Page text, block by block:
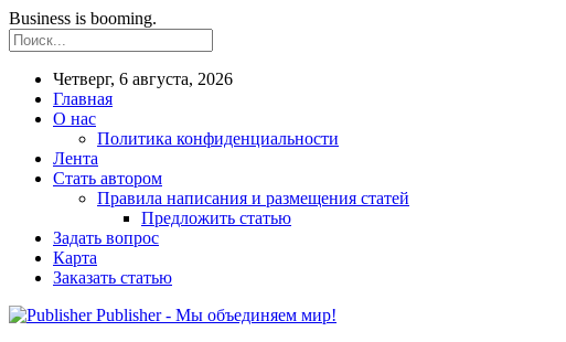
Business is booming.
Четверг, 6 августа, 2026
Главная
О нас
Политика конфиденциальности
Лента
Стать автором
Правила написания и размещения статей
Предложить статью
Задать вопрос
Карта
Заказать статью
Publisher - Мы объединяем мир!